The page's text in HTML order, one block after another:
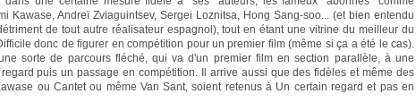
Kawase, Andreï Zviaguintsev, Sergei Loznitsa, Hong Sang-soo... (et bien entendu
de tout autre réalisateur espagnol), tout en étant une vitrine du meilleur du
donc de figurer en compétition pour un premier film (même si ça a été le cas).
sorte de parcours fléché, qui va d'un premier film en section parallèle, à une
puis un passage en compétition. Il arrive aussi que des fidèles et même des
ou Cantet ou même Van Sant, soient retenus à Un certain regard et pas en